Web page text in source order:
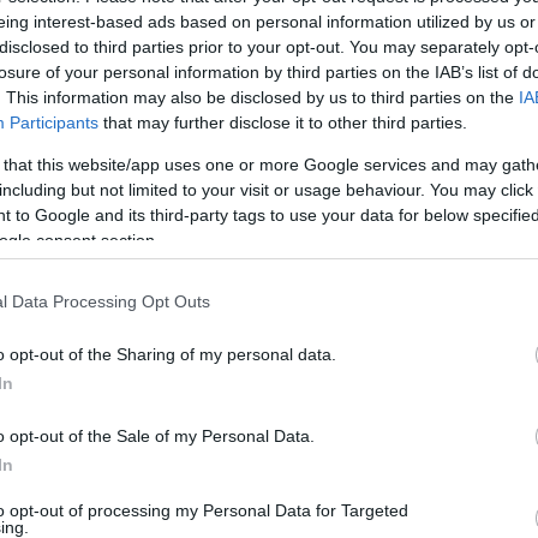
interest-based ads based on personal information utilized by us
to third parties prior to your opt-out. You may separately
of your personal information by third parties on the IAB’s list of
This information may also be disclosed by us to third parties on the
Participants that may further disclose it to other third parties.
this website/app uses one or more Google services and may
but not limited to your visit or usage behaviour. You may
to Google and its third-party tags to use your data for below
consent section.
Data Processing Opt Outs
opt-out of the Sharing of my personal data.
opt-out of the Sale of my Personal Data.
opt-out of processing my Personal Data for Targeted
és egyéb közösségi vagy társkeresőalkalmazásokon
előre, a csalók óvatosak, és csak lassan csepegtetve
vágyó partnert, hogy az általuk javasolt, nem-
őket.